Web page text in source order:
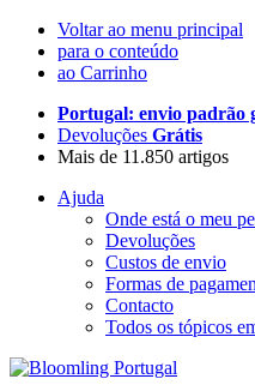
Voltar ao menu principal
para o conteúdo
ao Carrinho
Portugal: envio padrão
Devoluções Grátis
Mais de 11.850 artigos
Ajuda
Onde está o meu
Devoluções
Custos de envio
Formas de
Contacto
Todos os tópicos